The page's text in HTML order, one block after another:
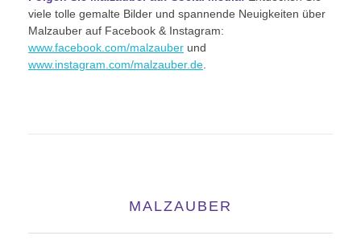
viele tolle gemalte Bilder und spannende Neuigkeiten über
Malzauber auf Facebook & Instagram:
www.facebook.com/malzauber und
www.instagram.com/malzauber.de
MALZAUBER